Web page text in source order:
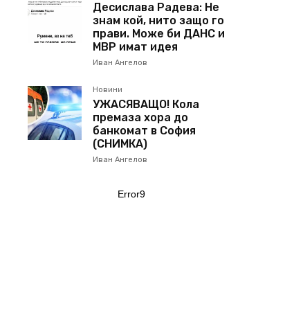
Десислава Радева: Не
знам кой, нито защо го
прави. Може би ДАНС и
МВР имат идея
Иван Ангелов
Новини
УЖАСЯВАЩО! Кола
премаза хора до
банкомат в София
(СНИМКА)
Иван Ангелов
Error9